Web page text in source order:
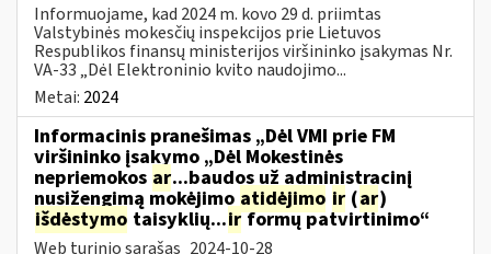
Informuojame, kad 2024 m. kovo 29 d. priimtas
Valstybinės mokesčių inspekcijos prie Lietuvos
Respublikos finansų ministerijos viršininko įsakymas Nr.
VA-33 „Dėl Elektroninio kvito naudojimo...
Metai: 2024
Informacinis pranešimas „Dėl VMI prie FM
viršininko įsakymo „Dėl Mokestinės
nepriemokos ar...baudos už administracinį
nusižengimą mokėjimo atidėjimo ir (ar)
išdėstymo taisyklių...irformų patvirtinimo“
Web turinio sąrašas 2024-10-28